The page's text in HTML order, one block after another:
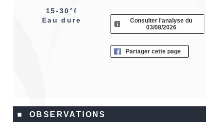
15-30°f
Eau dure
Consulter l'analyse du
03/08/2026
Partager cette page
■ OBSERVATIONS